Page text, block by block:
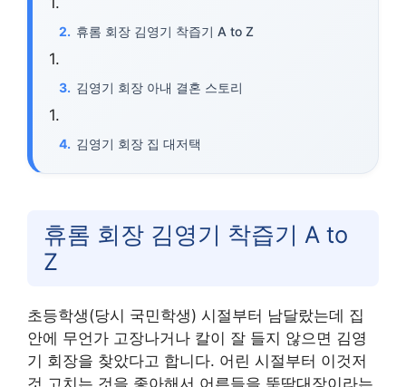
휴롬 회장 김영기 착즙기 A to Z
김영기 회장 아내 결혼 스토리
김영기 회장 집 대저택
휴롬 회장 김영기 착즙기 A to
Z
초등학생(당시 국민학생) 시절부터 남달랐는데 집
안에 무언가 고장나거나 칼이 잘 들지 않으면 김영
기 회장을 찾았다고 합니다. 어린 시절부터 이것저
것 고치는 것을 좋아해서 어른들을 뚝딱대장이라는